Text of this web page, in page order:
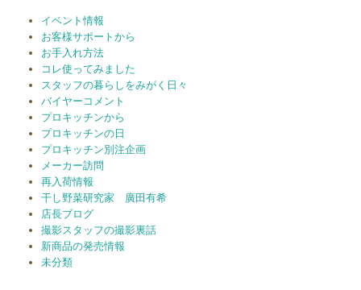
イベント情報
お客様サポートから
お手入れ方法
コレ使ってみました
スタッフの暮らしをみがく日々
バイヤーコメント
プロキッチンから
プロキッチンの日
プロキッチン別注企画
メーカー訪問
再入荷情報
干し野菜研究家 廣田有希
店長ブログ
撮影スタッフの撮影裏話
新商品の発売情報
未分類